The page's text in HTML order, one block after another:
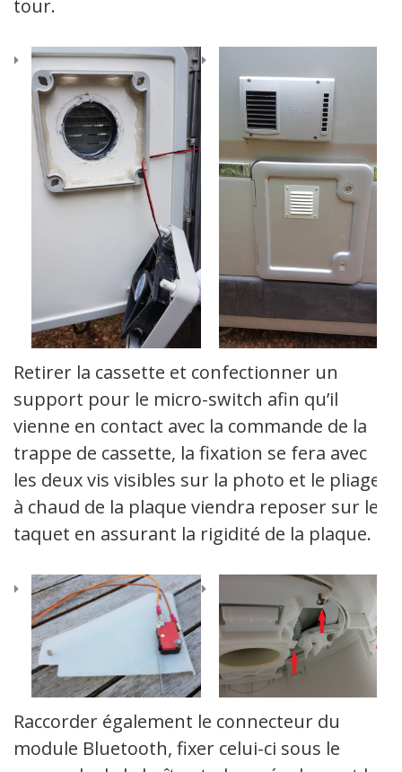
tour.
Retirer la cassette et confectionner un
support pour le micro-switch afin qu’il
vienne en contact avec la commande de la
trappe de cassette, la fixation se fera avec
les deux vis visibles sur la photo et le pliage
à chaud de la plaque viendra reposer sur le
taquet en assurant la rigidité de la plaque.
Raccorder également le connecteur du
module Bluetooth, fixer celui-ci sous le